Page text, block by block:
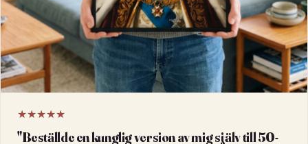
★★★★★
"Beställde en kunglig version av mig själv till 50-